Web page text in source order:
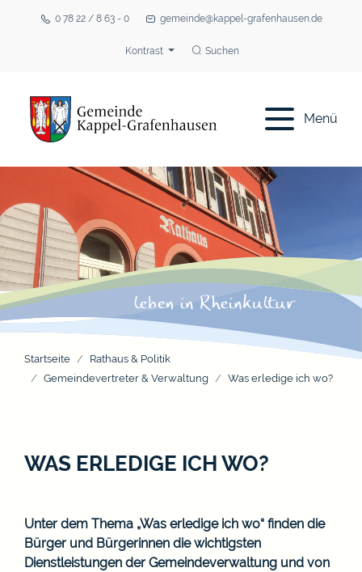
0 78 22 / 8 63 - 0 gemeinde@kappel-grafenhausen.de
Kontrast Suchen
Menü
Startseite
Rathaus & Politik
Gemeindevertreter & Verwaltung
Was erledige ich wo?
WAS ERLEDIGE ICH WO?
Unter dem Thema „Was erledige ich wo“ finden die
Bürger und Bürgerinnen die wichtigsten
Dienstleistungen der Gemeindeverwaltung und von